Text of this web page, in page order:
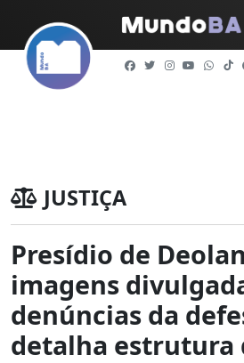
JUSTIÇA
Presídio de
imagens
denúncias da
detalha estrutura